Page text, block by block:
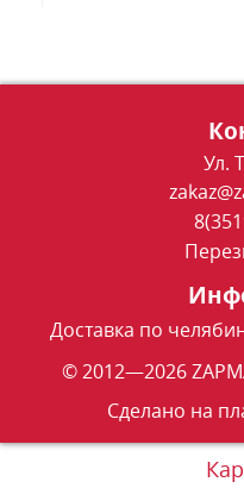
Ул.
Доставка по
© 2012—2026
Сделано на